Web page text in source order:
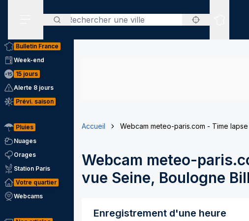
Rechercher
Sites
Bulletin France
Week-end
15 jours
Alerte 8 jours
Prévi. saison
Pluies
Nuages
Orages
Station Paris
Votre quartier
Webcams
Accueil Webcam meteo-paris.com - Time
Webcam meteo-
vue Seine, Boulogne
Enregistrement d'une heure